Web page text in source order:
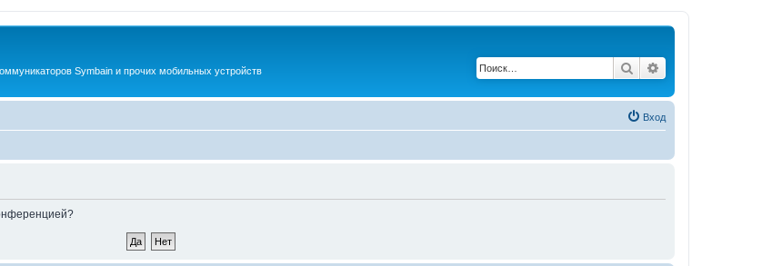
Symbain и прочих мобильных устройств Поиск
Вход